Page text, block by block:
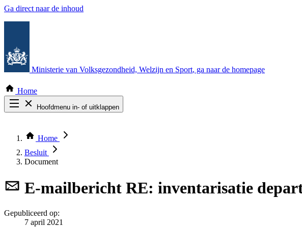
Ga direct naar de inhoud
Ministerie van Volksgezondheid, Welzijn en Sport, ga naar de homepage
Home
Hoofdmenu in- of uitklappen
Thema COVID-19
Bekijk per bestuursorgaan
Home
Besluit
Document
E-mailbericht RE: inventarisatie
Gepubliceerd op:
7 april 2021